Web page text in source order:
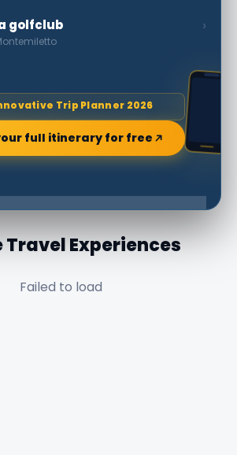
golfclub ›
Trip Planner 2026
full itinerary for free
Travel Experiences
Failed to load